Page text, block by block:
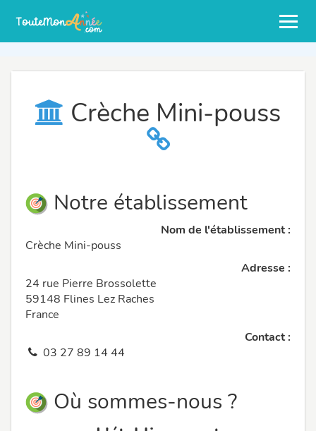
Crèche Mini-pouss
Notre établissement
Nom de l'établissement :
Crèche Mini-pouss
Adresse :
24 rue Pierre Brossolette
59148 Flines Lez Raches
France
Contact :
03 27 89 14 44
Où sommes-nous ?